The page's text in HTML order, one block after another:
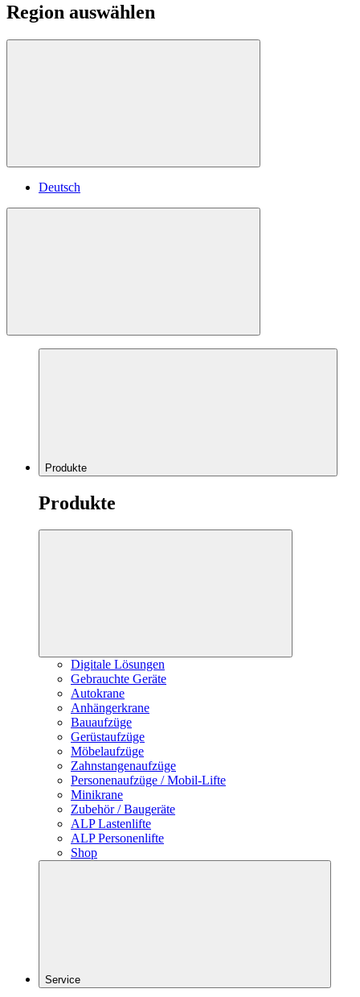
Region auswählen
Deutsch
Produkte
Produkte
Digitale Lösungen
Gebrauchte Geräte
Autokrane
Anhängerkrane
Bauaufzüge
Gerüstaufzüge
Möbelaufzüge
Zahnstangenaufzüge
Personenaufzüge / Mobil-Lifte
Minikrane
Zubehör / Baugeräte
ALP Lastenlifte
ALP Personenlifte
Shop
Service